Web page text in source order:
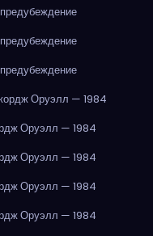
Оруэлл — 1984
Оруэлл — 1984
Оруэлл — 1984
Оруэлл — 1984
Оруэлл — 1984